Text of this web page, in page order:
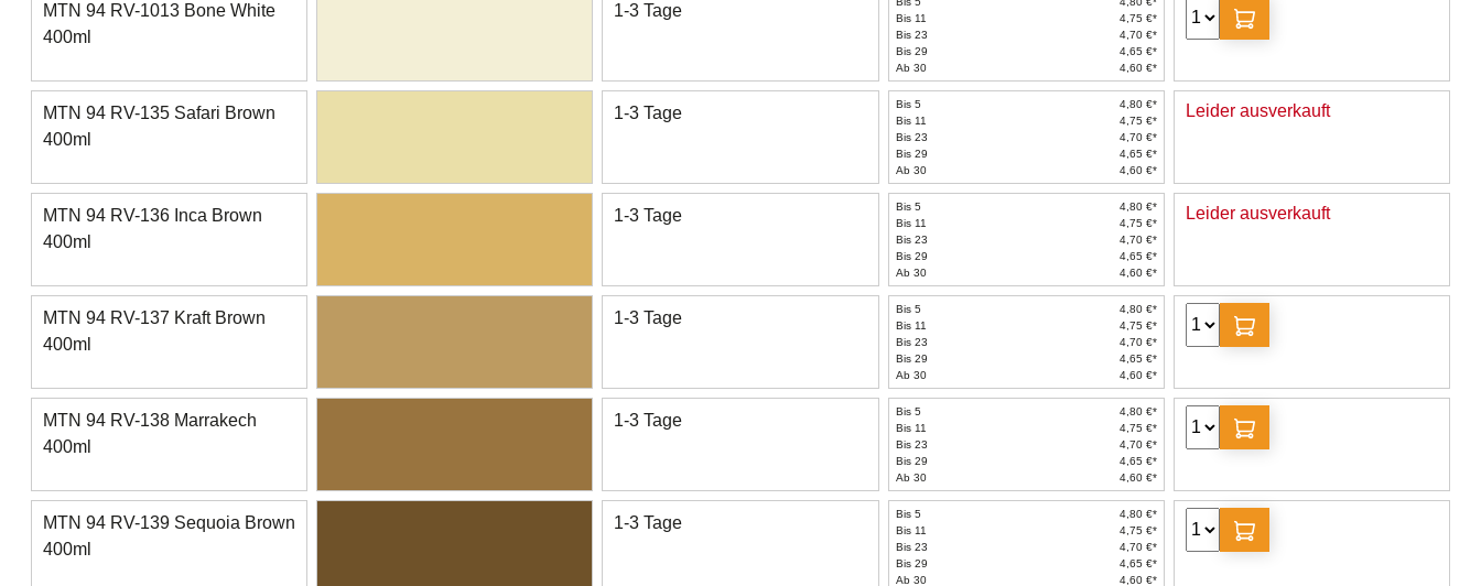
MTN 94 RV-1013 Bone White
400ml
1-3 Tage
Bis 11
4,75 €*
Bis 23
4,70 €*
Bis 29
4,65 €*
Ab 30
4,60 €*
MTN 94 RV-135 Safari Brown
400ml
1-3 Tage Bis 5
4,80 €*
Bis 11
4,75 €*
Bis 23
4,70 €*
Bis 29
4,65 €*
Ab 30
4,60 €*
Leider ausverkauft
MTN 94 RV-136 Inca Brown
400ml
1-3 Tage Bis 5
4,80 €*
Bis 11
4,75 €*
Bis 23
4,70 €*
Bis 29
4,65 €*
Ab 30
4,60 €*
Leider ausverkauft
MTN 94 RV-137 Kraft Brown
400ml
1-3 Tage Bis 5
4,80 €*
Bis 11
4,75 €*
Bis 23
4,70 €*
Bis 29
4,65 €*
Ab 30
4,60 €*
MTN 94 RV-138 Marrakech
400ml
1-3 Tage Bis 5
4,80 €*
Bis 11
4,75 €*
Bis 23
4,70 €*
Bis 29
4,65 €*
Ab 30
4,60 €*
MTN 94 RV-139 Sequoia Brown
400ml
1-3 Tage Bis 5
4,80 €*
Bis 11
4,75 €*
Bis 23
4,70 €*
Bis 29
4,65 €*
Ab 30
4,60 €*